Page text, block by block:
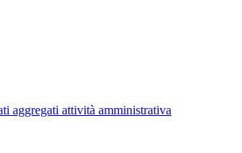
aggregati attività amministrativa